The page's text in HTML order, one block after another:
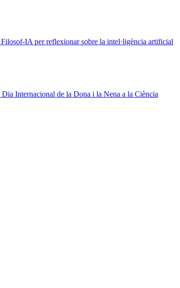
IA per reflexionar sobre la intel·ligència artificial
Internacional de la Dona i la Nena a la Ciència